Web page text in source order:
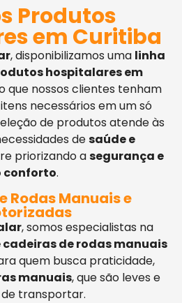
Produtos
em Curitiba
, disponibilizamos uma linha
hospitalares em
que nossos clientes tenham
necessários em um só
de produtos atende às
desaúde e
priorizando asegurança e
conforto.
Rodas Manuais e
, somos especialistas na
de rodas manuais
quem busca praticidade,
manuais, que são leves e
transportar.